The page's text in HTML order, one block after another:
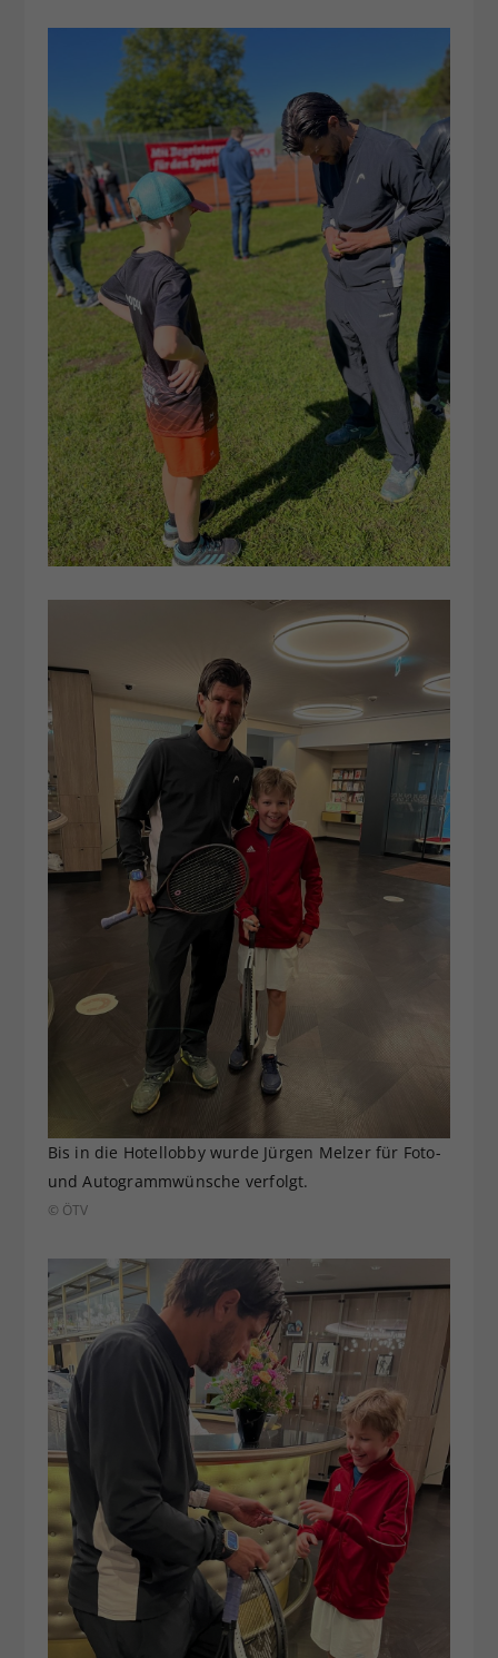
Bis in die Hotellobby wurde Jürgen Melzer für Foto-
und Autogrammwünsche verfolgt.
© ÖTV